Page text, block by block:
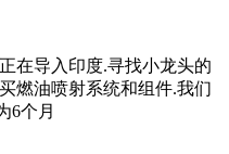
在导入印度.寻找小龙头的
燃油喷射系统和组件.我们
6个月